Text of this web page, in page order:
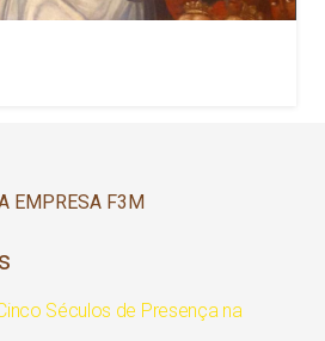
EMPRESA F3M
Séculos de Presença na